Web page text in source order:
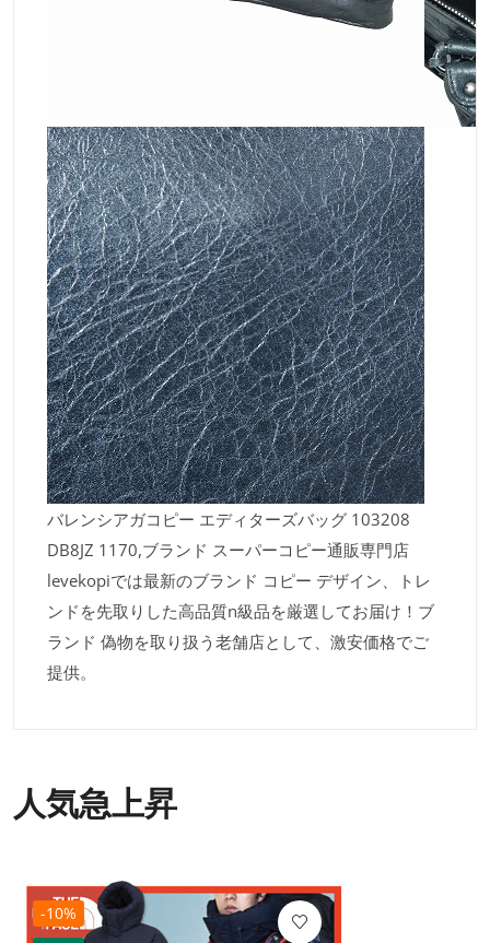
バレンシアガコピー エディターズバッグ 103208
DB8JZ 1170,ブランド スーパーコピー通販専門店
levekopiでは最新のブランド コピー デザイン、トレ
ンドを先取りした高品質n級品を厳選してお届け！ブ
ランド 偽物を取り扱う老舗店として、激安価格でご
提供。
人気急上昇
-10%